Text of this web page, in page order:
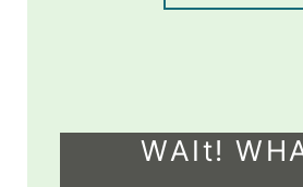
WAIt!